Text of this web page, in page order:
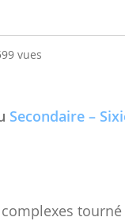
vues
Secondaire –
tourné